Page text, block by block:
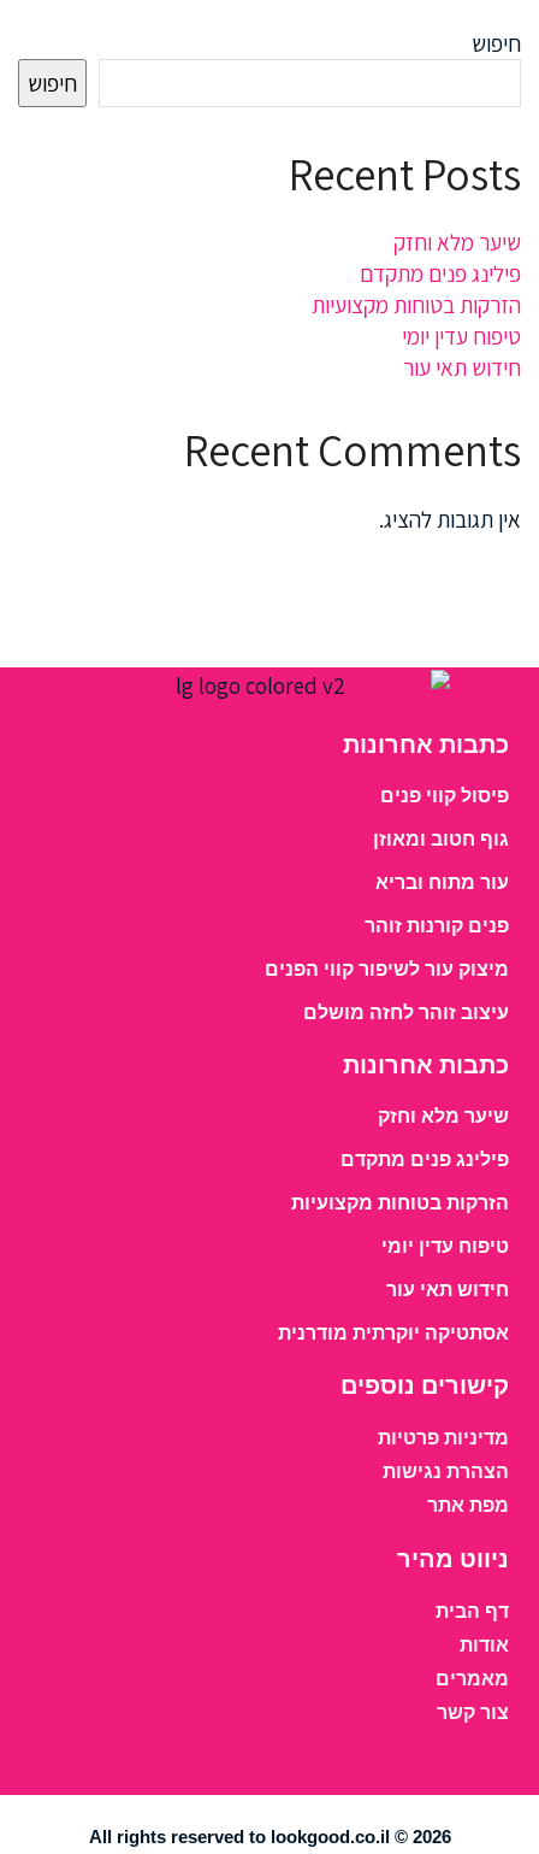
חיפוש
חיפוש
Recent Posts
שיער מלא וחזק
פילינג פנים מתקדם
הזרקות בטוחות מקצועיות
טיפוח עדין יומי
חידוש תאי עור
Recent Comments
אין תגובות להציג.
ניווט מהיר
דף הבית
אודות
מאמרים
צור קשר
קישורים נוספים
מדיניות פרטיות
הצהרת נגישות
מפת אתר
כתבות אחרונות
שיער מלא וחזק
פילינג פנים מתקדם
הזרקות בטוחות מקצועיות
טיפוח עדין יומי
חידוש תאי עור
אסתטיקה יוקרתית מודרנית
כתבות אחרונות
פיסול קווי פנים
גוף חטוב ומאוזן
עור מתוח ובריא
פנים קורנות זוהר
מיצוק עור לשיפור קווי הפנים
עיצוב זוהר לחזה מושלם
All rights reserved to lookgood.co.il © 2026